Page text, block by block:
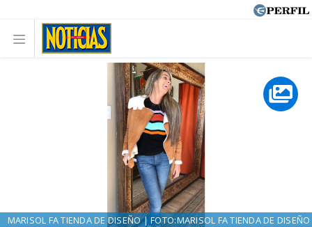
MARISOL FA TIENDA DE DISEÑO | FOTO:MARISOL FA TIENDA DE DISEÑO